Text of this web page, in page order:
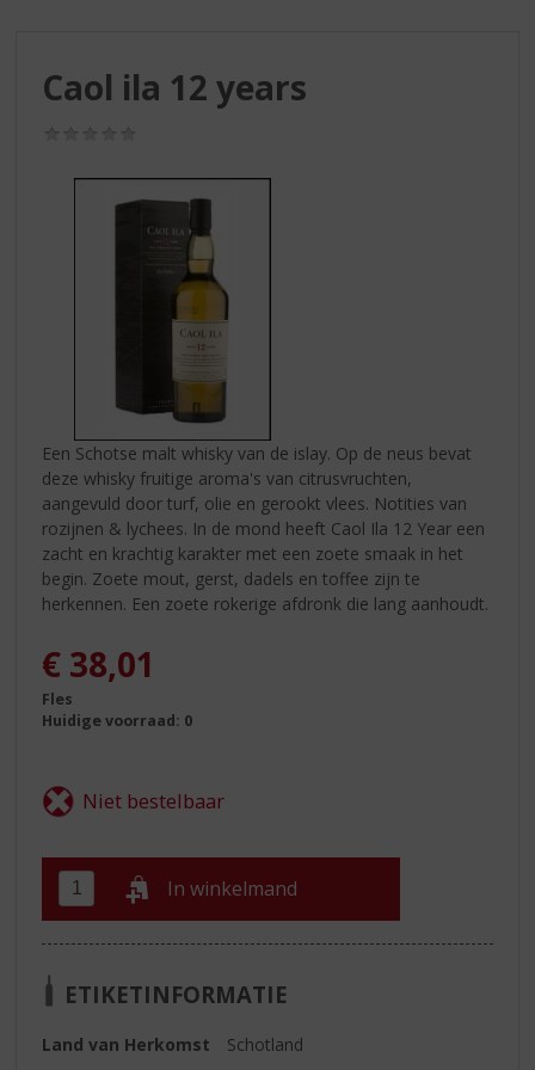
Caol ila 12 years
Een Schotse malt whisky van de islay. Op de neus bevat
deze whisky fruitige aroma's van citrusvruchten,
aangevuld door turf, olie en gerookt vlees. Notities van
rozijnen & lychees. In de mond heeft Caol Ila 12 Year een
zacht en krachtig karakter met een zoete smaak in het
begin. Zoete mout, gerst, dadels en toffee zijn te
herkennen. Een zoete rokerige afdronk die lang aanhoudt.
€ 38,01
Fles
Huidige voorraad: 0
In winkelmand
ETIKETINFORMATIE
Land van Herkomst
Schotland